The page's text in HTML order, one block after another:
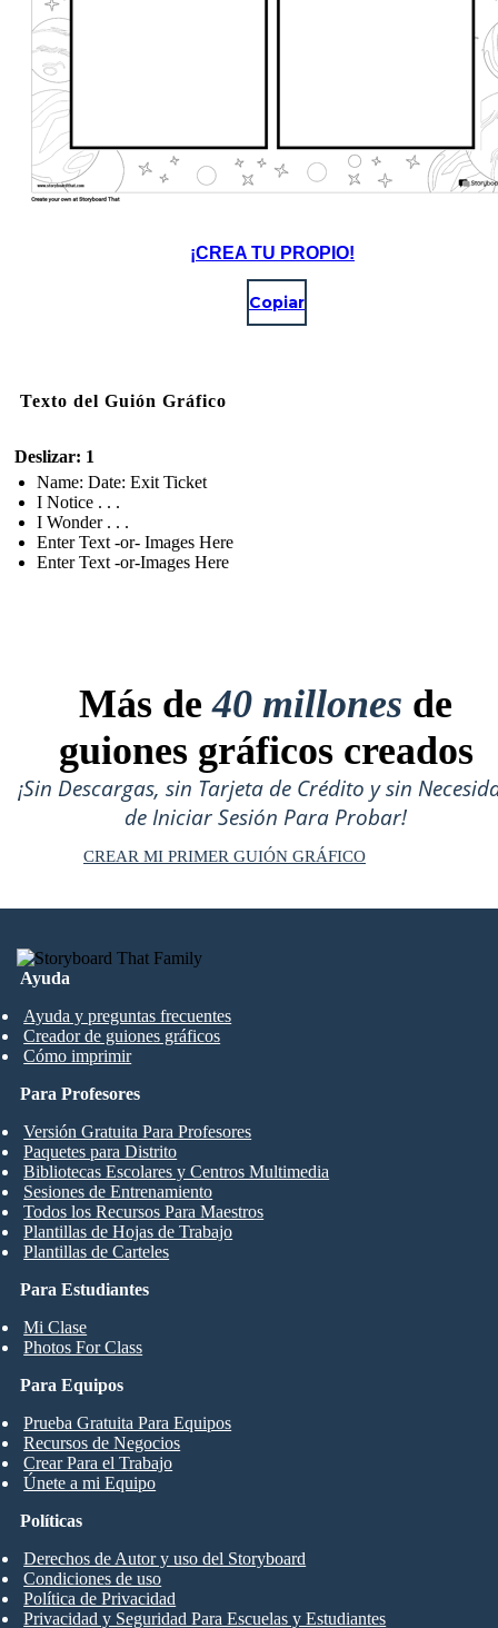
¡CREA TU PROPIO!
Copiar
Texto del Guión Gráfico
Deslizar: 1
Name: Date: Exit Ticket
I Notice . . .
I Wonder . . .
Enter Text -or- Images Here
Enter Text -or-Images Here
Más de40 millones de
guiones gráficos creados
¡Sin Descargas, sin Tarjeta de Crédito y sin
de Iniciar Sesión Para Probar!
CREAR MI PRIMER GUIÓN GRÁFICO
Ayuda
Ayuda y preguntas frecuentes
Creador de guiones gráficos
Cómo imprimir
Para Estudiantes
Mi Clase
Photos For Class
Para Profesores
Versión Gratuita Para Profesores
Paquetes para Distrito
Bibliotecas Escolares y Centros Multimedia
Sesiones de Entrenamiento
Todos los Recursos Para Maestros
Plantillas de Hojas de Trabajo
Plantillas de Carteles
Para Equipos
Prueba Gratuita Para Equipos
Recursos de Negocios
Crear Para el Trabajo
Únete a mi Equipo
Políticas
Derechos de Autor y uso del Storyboard
Condiciones de uso
Política de Privacidad
Privacidad y Seguridad Para Escuelas y Estudiantes